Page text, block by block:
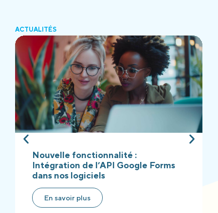
ACTUALITÉS
Nouvelle fonctionnalité :
Intégration de l’API Google Forms
dans nos logiciels
En savoir plus